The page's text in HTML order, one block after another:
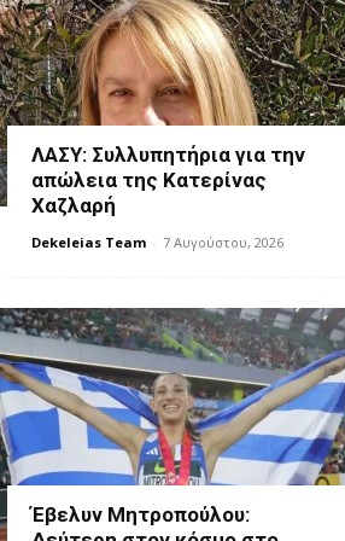
ΛΑΣΥ: Συλλυπητήρια για την
απώλεια της Κατερίνας
Χαζλαρή
Dekeleias Team - 7 Αυγούστου, 2026
Έβελυν Μητροπούλου: